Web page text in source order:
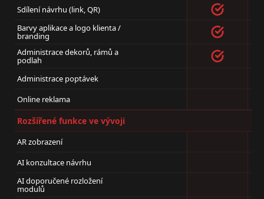
Sdílení návrhu (link, QR)
Barvy aplikace a logo klienta /
branding
Administrace dekorů, rámů a
podlah
Administrace poptávek
Online reklama
Rozšířené funkce ve vývoji
AR zobrazení
AI konzultace návrhu
AI doporučené rozložení
modulů